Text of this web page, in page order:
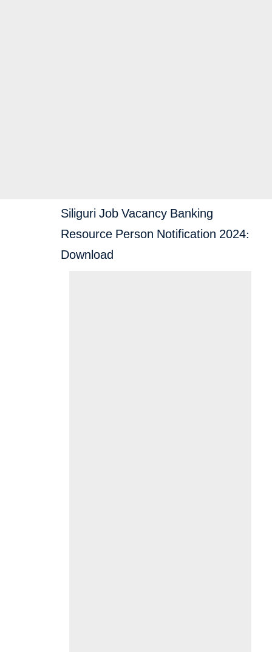
Siliguri Job Vacancy Banking
Resource Person Notification 2024:
Download